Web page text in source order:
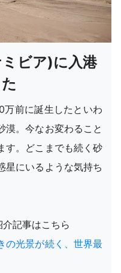
ビア)に入港
前に誕生したといわ
漠。今なお変わること
す。どこまでも続く砂
星にいるような気持ち
記事はこちら
の光景が続く、世界最